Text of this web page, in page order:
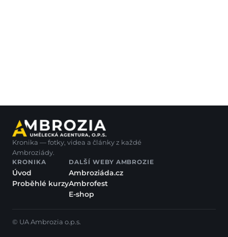
Kronika — fotky, videa a články z každé
Ambroziády.
KRONIKA
Úvod
Proběhlé kurzy
DALŠÍ WEBY AMBROZIE
Ambroziáda.cz
Ambrofest
E-shop
© UA Ambrozia o.p.s.